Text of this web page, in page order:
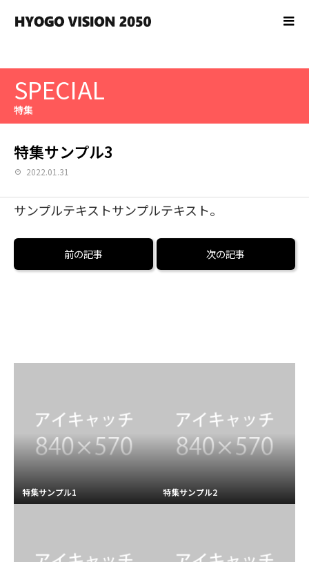
SPECIAL
特集
特集サンプル3
2022.01.31
サンプルテキストサンプルテキスト。
前の記事 次の記事
特集サンプル1 特集サンプル2